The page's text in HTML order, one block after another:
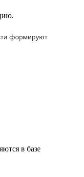
формируют
в базе